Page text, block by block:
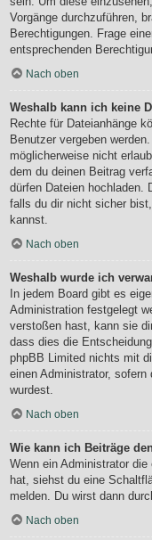
Vorgänge durchzuführen,
Berechtigungen. Frage
entsprechenden
Nach oben
Weshalb kann ich keine
Rechte für Dateianhänge
Benutzer vergeben
möglicherweise nicht
dem du deinen Beitrag
dürfen Dateien hochladen.
falls du dir nicht sicher
kannst.
Nach oben
Weshalb wurde ich
In jedem Board gibt es
Administration festgelegt
verstoßen hast, kann sie
dass dies die
phpBB Limited nichts mit
einen Administrator,
wurdest.
Nach oben
Wie kann ich Beiträge
Wenn ein Administrator
hat, siehst du eine
melden. Du wirst dann
Nach oben